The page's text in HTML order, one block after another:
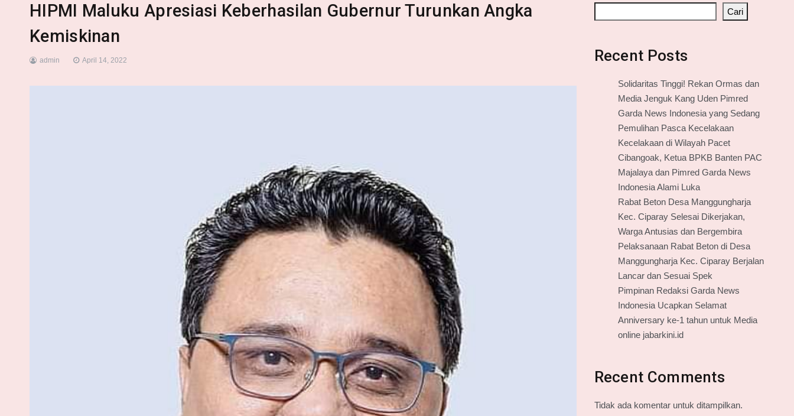
HIPMI Maluku Apresiasi Keberhasilan Gubernur Turunkan Angka
Kemiskinan
admin April 14, 2022
Cari
Recent Posts
Solidaritas Tinggi! Rekan Ormas dan
Media Jenguk Kang Uden Pimred
Garda News Indonesia yang Sedang
Pemulihan Pasca Kecelakaan
Kecelakaan di Wilayah Pacet
Cibangoak, Ketua BPKB Banten PAC
Majalaya dan Pimred Garda News
Indonesia Alami Luka
Rabat Beton Desa Manggungharja
Kec. Ciparay Selesai Dikerjakan,
Warga Antusias dan Bergembira
Pelaksanaan Rabat Beton di Desa
Manggungharja Kec. Ciparay Berjalan
Lancar dan Sesuai Spek
Pimpinan Redaksi Garda News
Indonesia Ucapkan Selamat
Anniversary ke-1 tahun untuk Media
online jabarkini.id
Recent Comments
Tidak ada komentar untuk ditampilkan.